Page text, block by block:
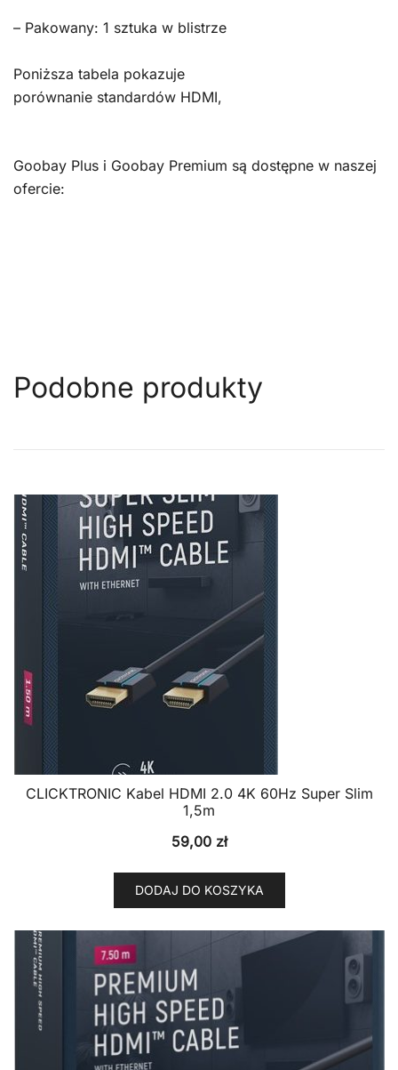
– Pakowany: 1 sztuka w blistrze
Poniższa tabela pokazuje
porównanie standardów HDMI,
Goobay Plus i Goobay Premium są dostępne w naszej
ofercie:
Podobne produkty
CLICKTRONIC Kabel HDMI 2.0 4K 60Hz Super Slim
1,5m
59,00 zł
DODAJ DO KOSZYKA